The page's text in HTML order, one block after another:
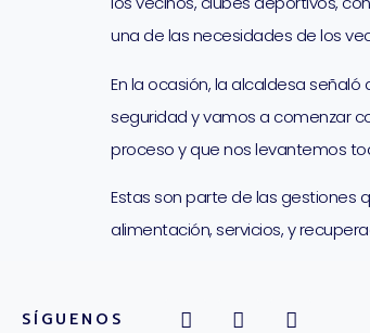
una de las necesidades de los
En la ocasión, la alcaldesa
seguridad y vamos a comenzar
proceso y que nos levantemos
Estas son parte de las gestiones
alimentación, servicios, y
SÍGUENOS